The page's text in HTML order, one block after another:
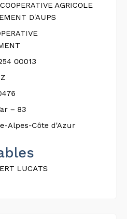
COOPERATIVE AGRICOLE
D'AUPS
00013
– 83
Alpes-Côte d'Azur
LUCATS